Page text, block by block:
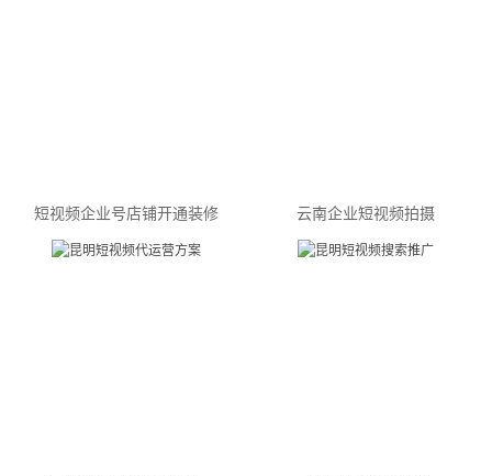
短视频企业号店铺开通装修 云南企业短视频拍摄